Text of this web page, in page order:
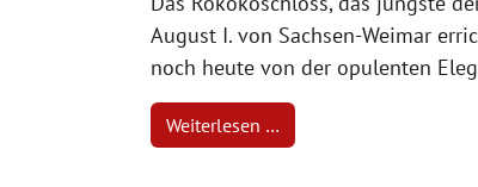
August I. von Sachsen-Weimar
noch heute von der opulenten
Weiterlesen …